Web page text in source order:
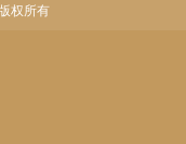
权所有